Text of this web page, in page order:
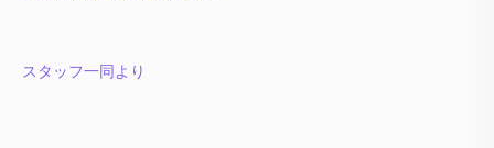
スタッフ一同より